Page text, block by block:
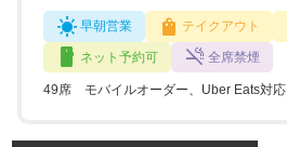
早朝営業 テイクアウト
ネット予約可 全席禁煙
49席 モバイルオーダー、Uber Eats対応